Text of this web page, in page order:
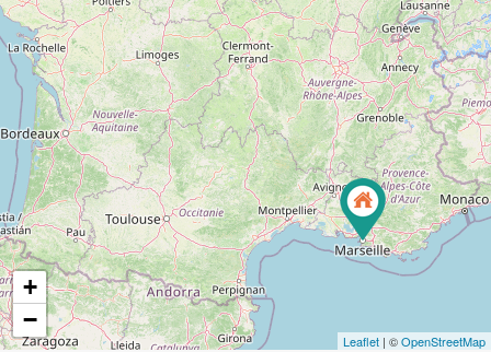
+
−
Leaflet | ©OpenStreetMap